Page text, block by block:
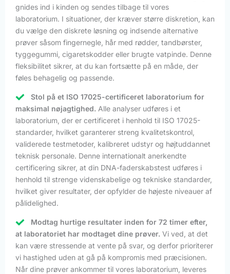
gnides ind i kinden og sendes tilbage til vores
laboratorium. I situationer, der kræver større diskretion, kan
du vælge den diskrete løsning og indsende alternative
prøver såsom fingernegle, hår med rødder, tandbørster,
tyggegummi, cigaretskodder eller brugte vatpinde. Denne
fleksibilitet sikrer, at du kan fortsætte på en måde, der
føles behagelig og passende.
Stol på et ISO 17025-certificeret laboratorium for
maksimal nøjagtighed. Alle analyser udføres i et
laboratorium, der er certificeret i henhold til ISO 17025-
standarder, hvilket garanterer streng kvalitetskontrol,
validerede testmetoder, kalibreret udstyr og højtuddannet
teknisk personale. Denne internationalt anerkendte
certificering sikrer, at din DNA-faderskabstest udføres i
henhold til strenge videnskabelige og tekniske standarder,
hvilket giver resultater, der opfylder de højeste niveauer af
pålidelighed.
Modtag hurtige resultater inden for 72 timer efter,
at laboratoriet har modtaget dine prøver. Vi ved, at det
kan være stressende at vente på svar, og derfor prioriterer
vi hastighed uden at gå på kompromis med præcisionen.
Når dine prøver ankommer til vores laboratorium, leveres